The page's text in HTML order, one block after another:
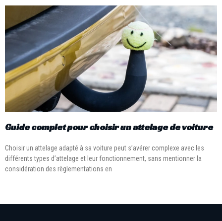
Guide complet pour choisir un attelage de voiture
Choisir un attelage adapté à sa voiture peut s’avérer complexe avec les
différents types d’attelage et leur fonctionnement, sans mentionner la
considération des règlementations en